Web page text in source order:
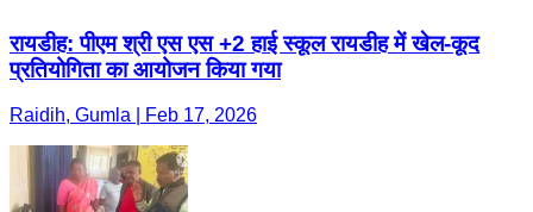
रायडीह: पीएम श्री एस एस +2 हाई स्कूल रायडीह में खेल-कूद
प्रतियोगिता का आयोजन किया गया
Raidih, Gumla | Feb 17, 2026